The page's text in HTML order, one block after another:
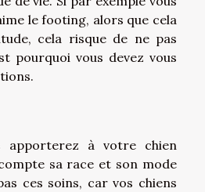
le footing, alors que cela
cela risque de ne pas
pourquoi vous devez vous
apporterez à votre chien
sa race et son mode
ces soins, car vos chiens